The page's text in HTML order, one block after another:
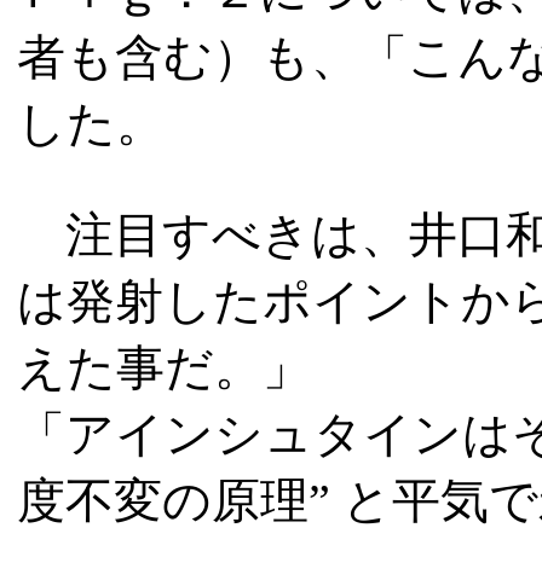
者も含む）も、「こん
した。
注目すべきは、井口
は発射したポイントか
えた事だ。」
「アインシュタイン
度不変の原理” と平気